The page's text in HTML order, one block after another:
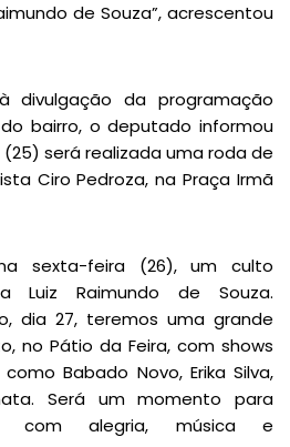
de Souza”, acrescentou
divulgação da programação
bairro, o deputado informou
será realizada uma roda de
Ciro Pedroza, na Praça Irmã
sexta-feira (26), um culto
Luiz Raimundo de Souza.
dia 27, teremos uma grande
no Pátio da Feira, com shows
Babado Novo, Erika Silva,
Será um momento para
com alegria, música e